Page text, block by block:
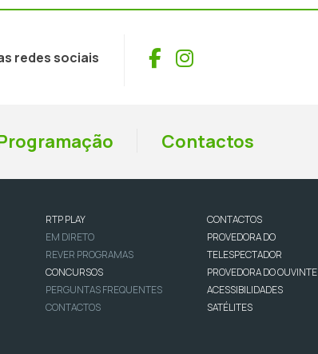
redes sociais Facebook
Instagram
Contactos
RTP PLAY
EM DIRETO
REVER PROGRAMAS
CONCURSOS
PERGUNTAS FREQUENTES
CONTACTOS
CONTACTOS
PROVEDORA DO
TELESPECTADOR
PROVEDORA DO OUVINTE
ACESSIBILIDADES
SATÉLITES